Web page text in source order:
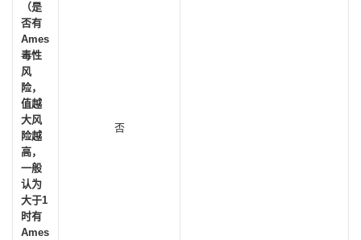
（是
否有
Ames
毒性
风
险，
值越
大风
险越
高，
一般
认为
大于1
时有
Ames
否